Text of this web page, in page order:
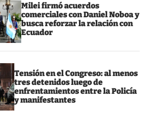
Milei firmó acuerdos
comerciales con Daniel Noboa y
busca reforzar la relación con
Ecuador
Tensión en el Congreso: al menos
tres detenidos luego de
enfrentamientos entre la Policía
y manifestantes